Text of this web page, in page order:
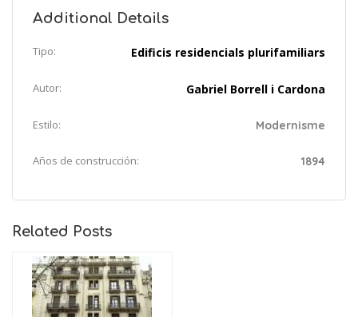
Additional Details
Tipo: Edificis residencials plurifamiliars
Autor: Gabriel Borrell i Cardona
Estilo: Modernisme
Años de construcción: 1894
Related Posts